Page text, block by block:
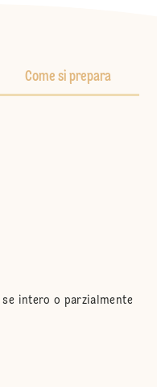
Come si prepara
intero o parzialmente